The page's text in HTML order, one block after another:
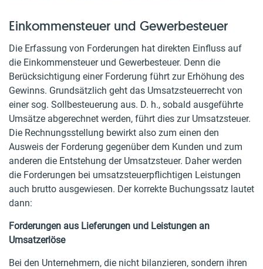
Einkommensteuer und Gewerbesteuer
Die Erfassung von Forderungen hat direkten Einfluss auf
die Einkommensteuer und Gewerbesteuer. Denn die
Berücksichtigung einer Forderung führt zur Erhöhung des
Gewinns. Grundsätzlich geht das Umsatzsteuerrecht von
einer sog. Sollbesteuerung aus. D. h., sobald ausgeführte
Umsätze abgerechnet werden, führt dies zur Umsatzsteuer.
Die Rechnungsstellung bewirkt also zum einen den
Ausweis der Forderung gegenüber dem Kunden und zum
anderen die Entstehung der Umsatzsteuer. Daher werden
die Forderungen bei umsatzsteuerpflichtigen Leistungen
auch brutto ausgewiesen. Der korrekte Buchungssatz lautet
dann:
Forderungen aus Lieferungen und Leistungen an
Umsatzerlöse
Bei den Unternehmern, die nicht bilanzieren, sondern ihren